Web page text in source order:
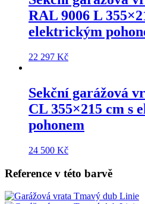
RAL 9006 L
elektrickým
22 297 Kč
Sekční garážová
CL 355×215 cm s
pohonem
24 500 Kč
Reference v této barvě